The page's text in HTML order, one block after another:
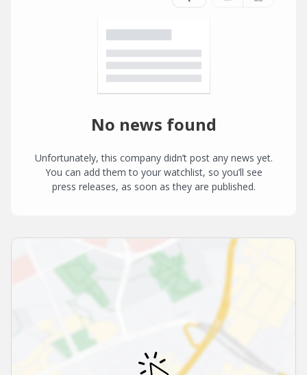
No news found
Unfortunately, this company didn’t post any news yet.
You can add them to your watchlist, so you’ll see
press releases, as soon as they are published.